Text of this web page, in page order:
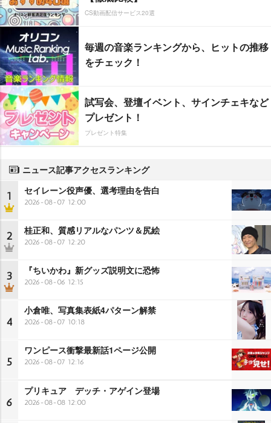
CS動画配信サービス20選
毎週の音楽ランキングから、ヒットの推移
をチェック！
試写会、登壇イベント、サインチェキなど
プレゼント！
プレゼント特集
ニュース記事アクセスランキング
1 セイレーン役声優、選考理由を告白
2026-08-07 12:00
2 桂正和、質感リアルなパンツ＆尻絵
2026-08-07 12:20
3 『ちいかわ』新グッズ説明文に恐怖
2026-08-06 12:15
4
小倉唯、写真集表紙4パターン解禁
2026-08-07 10:18
5
ワンピース衝撃最新話1ページ公開
2026-08-07 12:16
6
プリキュア デッチ・アゲイン登場
2026-08-08 12:00